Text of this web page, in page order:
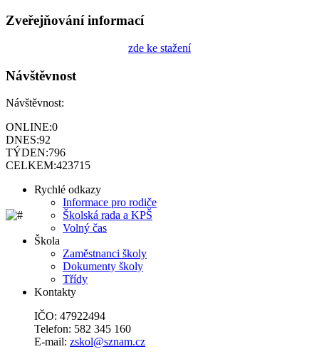
Zveřejňování informací
zde ke stažení
Návštěvnost
Návštěvnost:
ONLINE:0
DNES:92
TÝDEN:796
CELKEM:423715
Rychlé odkazy
Informace pro rodiče
Školská rada a KPŠ
Volný čas
Škola
Zaměstnanci školy
Dokumenty školy
Třídy
Kontakty
IČO: 47922494
Telefon: 582 345 160
E-mail: zskol@sznam.cz